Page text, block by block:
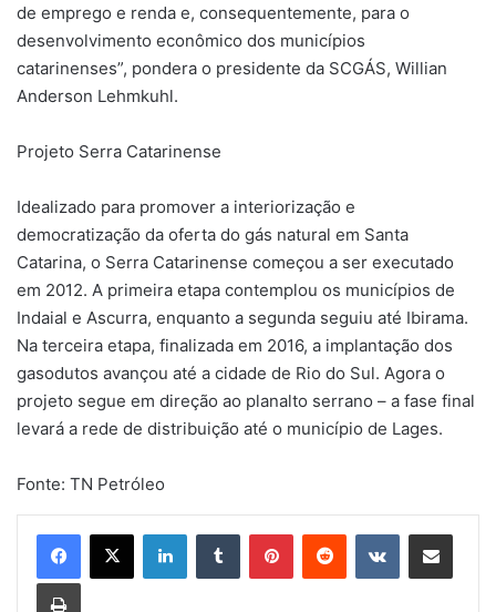
de emprego e renda e, consequentemente, para o
desenvolvimento econômico dos municípios
catarinenses”, pondera o presidente da SCGÁS, Willian
Anderson Lehmkuhl.
Projeto Serra Catarinense
Idealizado para promover a interiorização e
democratização da oferta do gás natural em Santa
Catarina, o Serra Catarinense começou a ser executado
em 2012. A primeira etapa contemplou os municípios de
Indaial e Ascurra, enquanto a segunda seguiu até Ibirama.
Na terceira etapa, finalizada em 2016, a implantação dos
gasodutos avançou até a cidade de Rio do Sul. Agora o
projeto segue em direção ao planalto serrano – a fase final
levará a rede de distribuição até o município de Lages.
Fonte: TN Petróleo
LinkedinTumblr PinterestReddit VK Compartilhar via e-mail
Imprimir